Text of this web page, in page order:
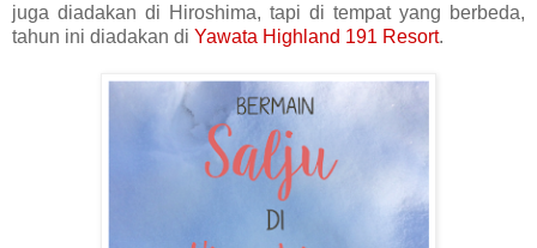
juga diadakan di Hiroshima, tapi di tempat yang berbeda,
tahun ini diadakan di Yawata Highland 191 Resort.